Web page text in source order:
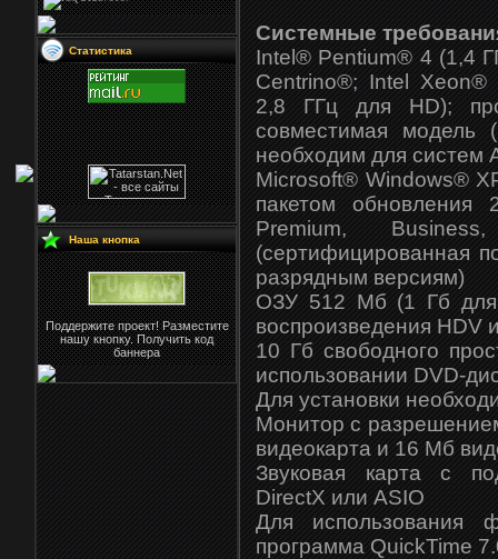
Статистика
Наша кнопка
Поддержите проект! Разместите
нашу кнопку. Получить код
баннера
Системные
Intel® Pentium® 4 (1,4
Centrino®; Intel Xeon®
2,8 ГГц для HD);
совместимая модель
необходим для систем
Microsoft® Windows®
пакетом
Premium,
(сертифицированная
разрядным версиям)
ОЗУ 512 Мб (1 Гб для
воспроизведения HDV
10 Гб свободного
использовании DVD-
Для установки
Монитор с
видеокарта и 16 Мб
Звуковая карта с
DirectX или ASIO
Для использования
программа QuickTime